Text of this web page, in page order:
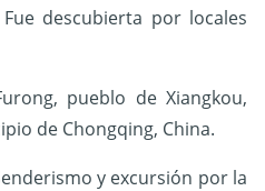
Fue descubierta por locales
pueblo de Xiangkou,
de Chongqing, China.
y excursión por la